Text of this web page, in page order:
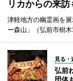
リカからの来訪
津軽地方の幽霊画を
ー森山」（弘前市樹
見る・
弘前